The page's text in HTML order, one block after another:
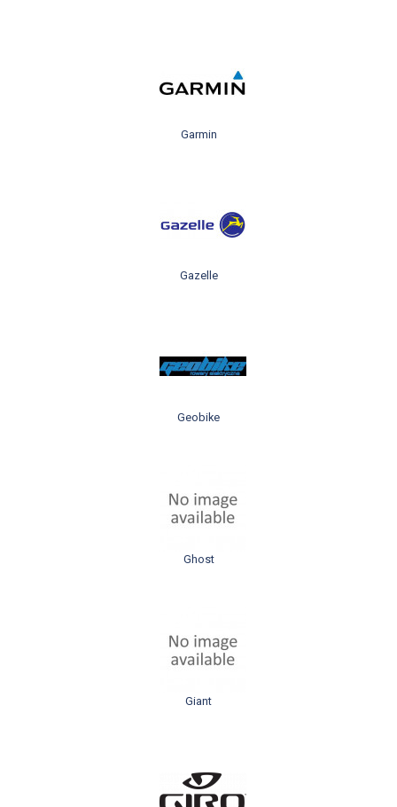
Garmin
Gazelle
Geobike
Ghost
Giant